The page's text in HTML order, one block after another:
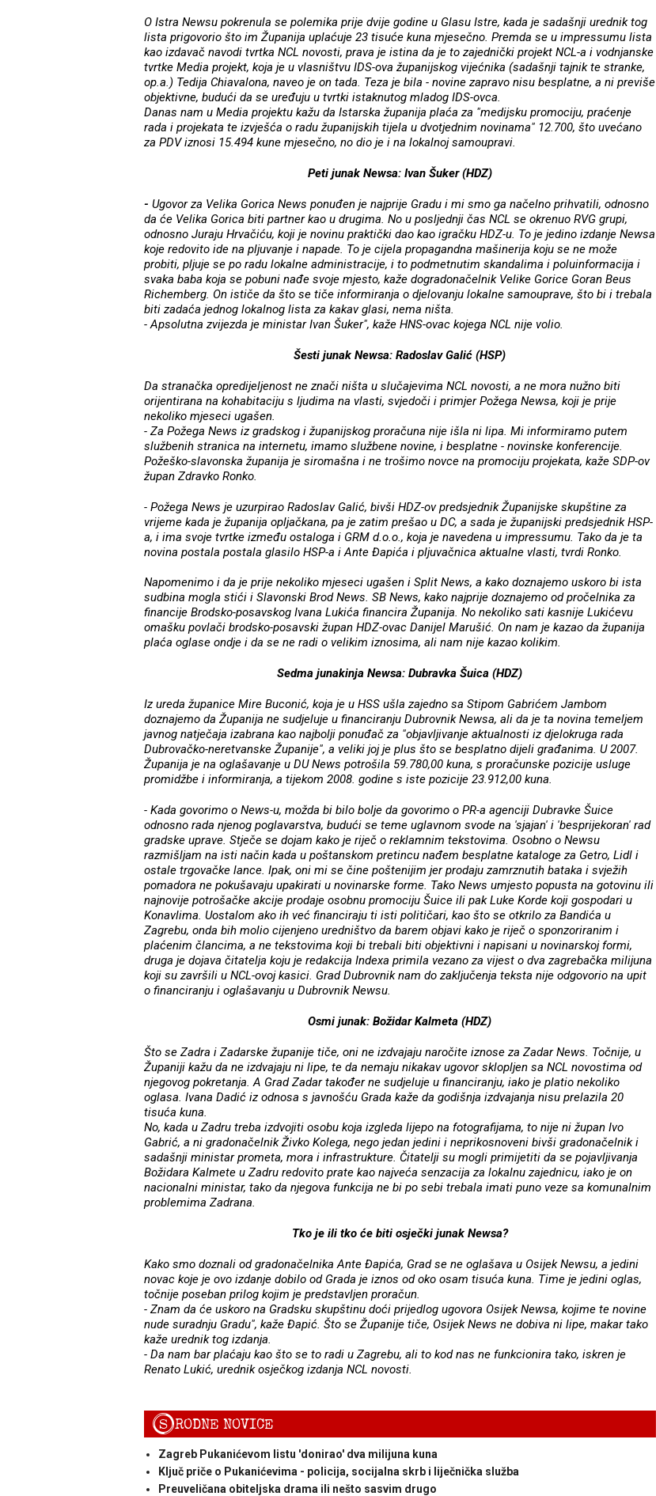
O Istra Newsu pokrenula se polemika prije dvije godine u Glasu Istre, kada je sadašnji urednik tog
lista prigovorio što im Županija uplaćuje 23 tisuće kuna mjesečno. Premda se u impressumu lista
kao izdavač navodi tvrtka NCL novosti, prava je istina da je to zajednički projekt NCL-a i vodnjanske
tvrtke Media projekt, koja je u vlasništvu IDS-ova županijskog vijećnika (sadašnji tajnik te stranke,
op.a.) Tedija Chiavalona, naveo je on tada. Teza je bila - novine zapravo nisu besplatne, a ni previše
objektivne, budući da se uređuju u tvrtki istaknutog mladog IDS-ovca.
Danas nam u Media projektu kažu da Istarska županija plaća za "medijsku promociju, praćenje
rada i projekata te izvješća o radu županijskih tijela u dvotjednim novinama" 12.700, što uvećano
za PDV iznosi 15.494 kune mjesečno, no dio je i na lokalnoj samoupravi.
Peti junak Newsa: Ivan Šuker (HDZ)
- Ugovor za Velika Gorica News ponuđen je najprije Gradu i mi smo ga načelno prihvatili, odnosno
da će Velika Gorica biti partner kao u drugima. No u posljednji čas NCL se okrenuo RVG grupi,
odnosno Juraju Hrvačiću, koji je novinu praktički dao kao igračku HDZ-u. To je jedino izdanje Newsa
koje redovito ide na pljuvanje i napade. To je cijela propagandna mašinerija koju se ne može
probiti, pljuje se po radu lokalne administracije, i to podmetnutim skandalima i poluinformacija i
svaka baba koja se pobuni nađe svoje mjesto, kaže dogradonačelnik Velike Gorice Goran Beus
Richemberg. On ističe da što se tiče informiranja o djelovanju lokalne samouprave, što bi i trebala
biti zadaća jednog lokalnog lista za kakav glasi, nema ništa.
- Apsolutna zvijezda je ministar Ivan Šuker", kaže HNS-ovac kojega NCL nije volio.
Šesti junak Newsa: Radoslav Galić (HSP)
Da stranačka opredijeljenost ne znači ništa u slučajevima NCL novosti, a ne mora nužno biti
orijentirana na kohabitaciju s ljudima na vlasti, svjedoči i primjer Požega Newsa, koji je prije
nekoliko mjeseci ugašen.
- Za Požega News iz gradskog i županijskog proračuna nije išla ni lipa. Mi informiramo putem
službenih stranica na internetu, imamo službene novine, i besplatne - novinske konferencije.
Požeško-slavonska županija je siromašna i ne trošimo novce na promociju projekata, kaže SDP-ov
župan Zdravko Ronko.
- Požega News je uzurpirao Radoslav Galić, bivši HDZ-ov predsjednik Županijske skupštine za
vrijeme kada je županija opljačkana, pa je zatim prešao u DC, a sada je županijski predsjednik HSP-
a, i ima svoje tvrtke između ostaloga i GRM d.o.o., koja je navedena u impressumu. Tako da je ta
novina postala postala glasilo HSP-a i Ante Đapića i pljuvačnica aktualne vlasti, tvrdi Ronko.
Napomenimo i da je prije nekoliko mjeseci ugašen i Split News, a kako doznajemo uskoro bi ista
sudbina mogla stići i Slavonski Brod News. SB News, kako najprije doznajemo od pročelnika za
financije Brodsko-posavskog Ivana Lukića financira Županija. No nekoliko sati kasnije Lukićevu
omašku povlači brodsko-posavski župan HDZ-ovac Danijel Marušić. On nam je kazao da županija
plaća oglase ondje i da se ne radi o velikim iznosima, ali nam nije kazao kolikim.
Sedma junakinja Newsa: Dubravka Šuica (HDZ)
Iz ureda županice Mire Buconić, koja je u HSS ušla zajedno sa Stipom Gabrićem Jambom
doznajemo da Županija ne sudjeluje u financiranju Dubrovnik Newsa, ali da je ta novina temeljem
javnog natječaja izabrana kao najbolji ponuđač za "objavljivanje aktualnosti iz djelokruga rada
Dubrovačko-neretvanske Županije", a veliki joj je plus što se besplatno dijeli građanima. U 2007.
Županija je na oglašavanje u DU News potrošila 59.780,00 kuna, s proračunske pozicije usluge
promidžbe i informiranja, a tijekom 2008. godine s iste pozicije 23.912,00 kuna.
- Kada govorimo o News-u, možda bi bilo bolje da govorimo o PR-a agenciji Dubravke Šuice
odnosno rada njenog poglavarstva, budući se teme uglavnom svode na 'sjajan' i 'besprijekoran' rad
gradske uprave. Stječe se dojam kako je riječ o reklamnim tekstovima. Osobno o Newsu
razmišljam na isti način kada u poštanskom pretincu nađem besplatne kataloge za Getro, Lidl i
ostale trgovačke lance. Ipak, oni mi se čine poštenijim jer prodaju zamrznutih bataka i svježih
pomadora ne pokušavaju upakirati u novinarske forme. Tako News umjesto popusta na gotovinu ili
najnovije potrošačke akcije prodaje osobnu promociju Šuice ili pak Luke Korde koji gospodari u
Konavlima. Uostalom ako ih već financiraju ti isti političari, kao što se otkrilo za Bandića u
Zagrebu, onda bih molio cijenjeno uredništvo da barem objavi kako je riječ o sponzoriranim i
plaćenim člancima, a ne tekstovima koji bi trebali biti objektivni i napisani u novinarskoj formi,
druga je dojava čitatelja koju je redakcija Indexa primila vezano za vijest o dva zagrebačka milijuna
koji su završili u NCL-ovoj kasici. Grad Dubrovnik nam do zaključenja teksta nije odgovorio na upit
o financiranju i oglašavanju u Dubrovnik Newsu.
Osmi junak: Božidar Kalmeta (HDZ)
Što se Zadra i Zadarske županije tiče, oni ne izdvajaju naročite iznose za Zadar News. Točnije, u
Županiji kažu da ne izdvajaju ni lipe, te da nemaju nikakav ugovor sklopljen sa NCL novostima od
njegovog pokretanja. A Grad Zadar također ne sudjeluje u financiranju, iako je platio nekoliko
oglasa. Ivana Dadić iz odnosa s javnošću Grada kaže da godišnja izdvajanja nisu prelazila 20
tisuća kuna.
No, kada u Zadru treba izdvojiti osobu koja izgleda lijepo na fotografijama, to nije ni župan Ivo
Gabrić, a ni gradonačelnik Živko Kolega, nego jedan jedini i neprikosnoveni bivši gradonačelnik i
sadašnji ministar prometa, mora i infrastrukture. Čitatelji su mogli primijetiti da se pojavljivanja
Božidara Kalmete u Zadru redovito prate kao najveća senzacija za lokalnu zajednicu, iako je on
nacionalni ministar, tako da njegova funkcija ne bi po sebi trebala imati puno veze sa komunalnim
problemima Zadrana.
Tko je ili tko će biti osječki junak Newsa?
Kako smo doznali od gradonačelnika Ante Đapića, Grad se ne oglašava u Osijek Newsu, a jedini
novac koje je ovo izdanje dobilo od Grada je iznos od oko osam tisuća kuna. Time je jedini oglas,
točnije poseban prilog kojim je predstavljen proračun.
- Znam da će uskoro na Gradsku skupštinu doći prijedlog ugovora Osijek Newsa, kojime te novine
nude suradnju Gradu", kaže Đapić. Što se Županije tiče, Osijek News ne dobiva ni lipe, makar tako
kaže urednik tog izdanja.
- Da nam bar plaćaju kao što se to radi u Zagrebu, ali to kod nas ne funkcionira tako, iskren je
Renato Lukić, urednik osječkog izdanja NCL novosti.
SRODNE NOVICE
Zagreb Pukanićevom listu 'donirao' dva milijuna kuna
Ključ priče o Pukanićevima - policija, socijalna skrb i liječnička služba
Preuveličana obiteljska drama ili nešto sasvim drugo